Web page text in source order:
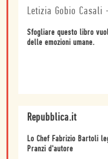
Letizia Gobio Casali
Sfogliare questo libro
delle emozioni umane.
Repubblica.it
Lo Chef Fabrizio Bartoli
Pranzi d'autore